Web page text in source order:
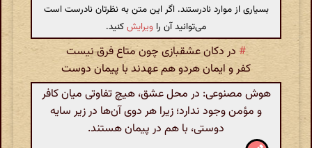
بسیاری از موارد نادرستند. اگر این متن به نظرتان نادرست است
می‌توانید آن را ویرایشکنید.
# در دکان عشقبازی چون متاع فرق نیست
کفر و ایمان هردو هم عهدند با پیمان دوست
هوش مصنوعی: در محل عشق، هیچ تفاوتی میان کافر
و مؤمن وجود ندارد؛ زیرا هر دوی آن‌ها در زیر سایه
دوستی، با هم در پیمان هستند.